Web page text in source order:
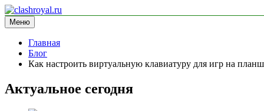
Перейти
к
содержимому
clashroyal.ru
информационный сайт
Меню
Главная
Блог
Как настроить виртуальную клавиатуру для игр на
Актуальное сегодня